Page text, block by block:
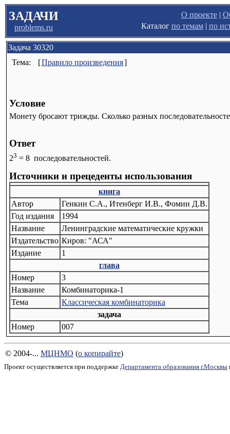
ЗАДАЧИ
problems.ru
О проекте|
Каталог по темам| по
Задача 30320
Тема:
[Правило произведения]
Условие
Монету бросают трижды. Сколько разных
Ответ
23 = 8 последовательностей.
Источники и прецеденты использования
книга
Автор
Генкин С.А., Итенберг И.В., Фомин Д.В.
Год издания
1994
Название
Ленинградские математические кружки
Издательство Киров: "АСА"
Издание
1
глава
Номер
3
Название
Комбинаторика-1
Тема
Классическая комбинаторика
задача
Номер
007
© 2004-... МЦНМО (о копирайте)
Проект осуществляется при поддержке Департамента образования г.Москвы